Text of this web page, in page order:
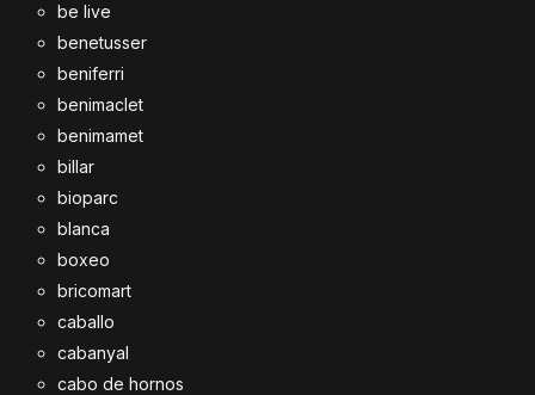
be live
benetusser
beniferri
benimaclet
benimamet
billar
bioparc
blanca
boxeo
bricomart
caballo
cabanyal
cabo de hornos